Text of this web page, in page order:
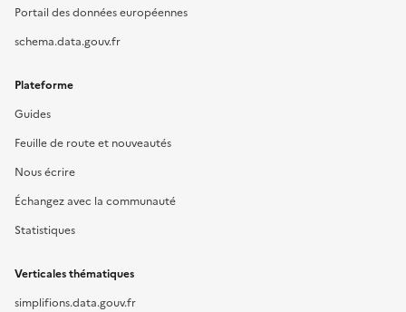
Portail des données européennes
schema.data.gouv.fr
Plateforme
Guides
Feuille de route et nouveautés
Nous écrire
Échangez avec la communauté
Statistiques
Verticales thématiques
simplifions.data.gouv.fr